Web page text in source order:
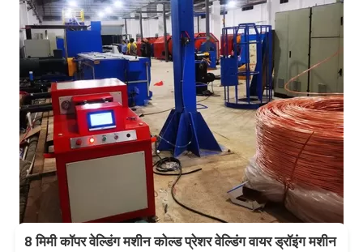
8 मिमी कॉपर वेल्डिंग मशीन कोल्ड प्रेशर वेल्डिंग वायर ड्रॉइंग मशीन